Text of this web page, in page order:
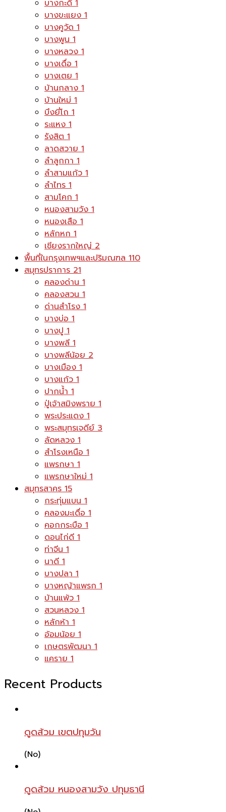
บางกะดี1
บางขะแยง1
บางคูวัด1
บางพูน1
บางหลวง1
บางเดื่อ1
บางเตย1
บ้านกลาง1
บ้านใหม่1
บึงยี่โถ1
ระแหง1
รังสิต1
ลาดสวาย1
ลำลูกกา1
ลำสามแก้ว1
ลำไทร1
สามโคก1
หนองสามวัง1
หนองเสือ1
หลักหก1
เชียงรากใหญ่2
พื้นที่ในกรุงเทพฯและปริมณฑล110
สมุทรปราการ21
คลองด่าน1
คลองสวน1
ด่านสำโรง1
บางบ่อ1
บางปู1
บางพลี1
บางพลีน้อย2
บางเมือง1
บางแก้ว1
ปากน้ำ1
ปู่เจ้าสมิงพราย1
พระประแดง1
พระสมุทรเจดีย์3
ลัดหลวง1
สำโรงเหนือ1
แพรกษา1
แพรกษาใหม่1
สมุทรสาคร15
กระทุ่มแบน1
คลองมะเดื่อ1
คอกกระบือ1
ดอนไก่ดี1
ท่าจีน1
นาดี1
บางปลา1
บางหญ้าแพรก1
บ้านแพ้ว1
สวนหลวง1
หลักห้า1
อ้อมน้อย1
เกษตรพัฒนา1
แคราย1
Recent Products
ดูดส้วม เขตปทุมวัน
(No)
ดูดส้วม หนองสามวัง ปทุมธานี